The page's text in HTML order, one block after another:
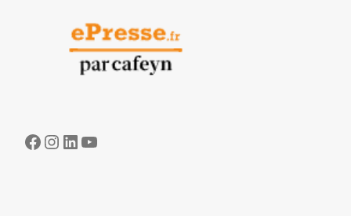
Facebook
Instagram
LinkedIn
YouTube